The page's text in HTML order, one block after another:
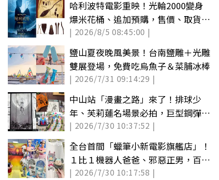
哈利波特電影重映！光輪2000變身
爆米花桶、追加預購，售價、取貨日
快筆記
| 2026/8/5 08:45:00 |
鹽山夏夜晚風美景！台南鹽雕＋光雕
雙展登場，免費吃烏魚子＆菜脯冰棒
| 2026/7/31 09:14:29 |
中山站「漫畫之路」來了！排球少
年、芙莉蓮名場景必拍，巨型鋼彈登
陸信義區
| 2026/7/30 10:37:52 |
全台首間「蠟筆小新電影旗艦店」！
１比１機器人爸爸、邪惡正男，百款
周邊買翻
| 2026/7/30 10:17:58 |